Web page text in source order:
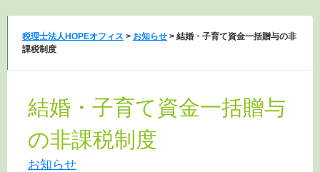
税理士法人HOPEオフィス > お知らせ > 結婚・子育て資金一括贈与の非
課税制度
結婚・子育て資金一括贈与
の非課税制度
お知らせ